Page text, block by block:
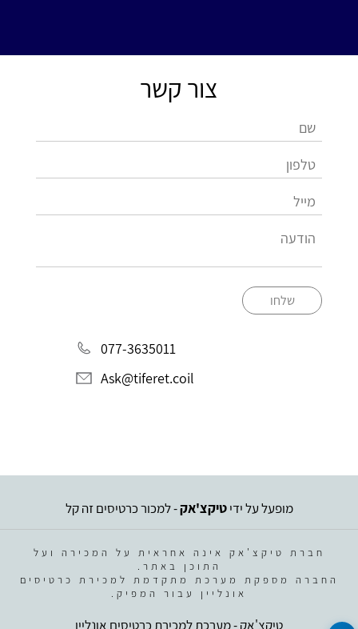
צור קשר
שלחו
077-3635011
Ask@tiferet.coil
מופעל על ידיטיקצ'אק- למכור כרטיסים זה קל
חברת טיקצ'אק אינה אחראית על המכירה ועל
התוכן באתר.
החברה מספקת מערכת מתקדמת למכירת כרטיסים
אונליין עבור המפיק.
טיקצ'אק - מערכת למכירת כרטיסים אונליין